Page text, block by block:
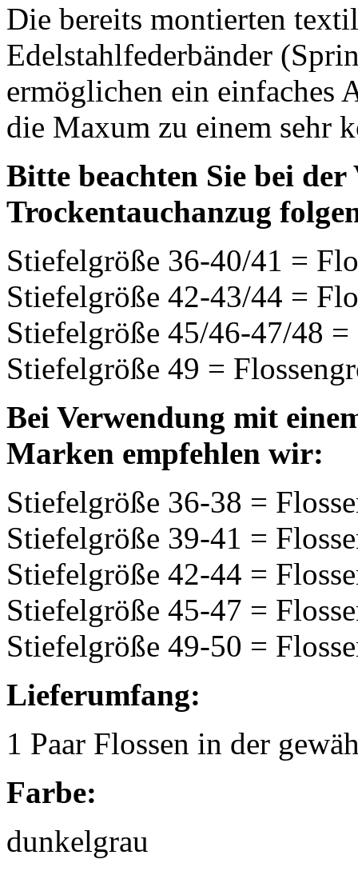
Die bereits montierten
Edelstahlfederbänder
ermöglichen ein einfaches
die Maxum zu einem sehr
Bitte beachten Sie bei
Trockentauchanzug
Stiefelgröße 36-40/41 =
Stiefelgröße 42-43/44 =
Stiefelgröße 45/46-47/48
Stiefelgröße 49 =
Bei Verwendung mit
Marken empfehlen wir:
Stiefelgröße 36-38 =
Stiefelgröße 39-41 =
Stiefelgröße 42-44 =
Stiefelgröße 45-47 =
Stiefelgröße 49-50 =
Lieferumfang:
1 Paar Flossen in der
Farbe:
dunkelgrau